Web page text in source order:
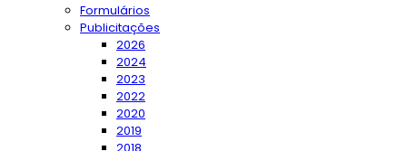
Formulários
Publicitações
2026
2024
2023
2022
2020
2019
2018